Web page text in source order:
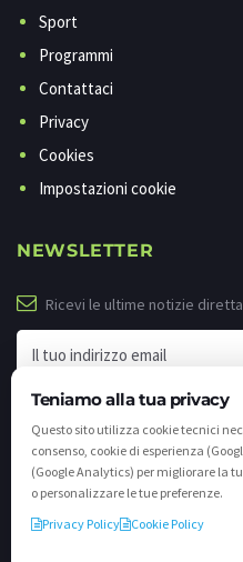
Teniamo alla tua privacy
Questo sito utilizza cookie tecnici
consenso, cookie di esperienza
(Google Analytics) per migliorare la
o personalizzare le tue preferenze.
Privacy Policy
Cookie Policy
Sport
Programmi
Contattaci
Privacy
Cookies
Impostazioni cookie
NEWSLETTER
Ricevi le ultime notizie